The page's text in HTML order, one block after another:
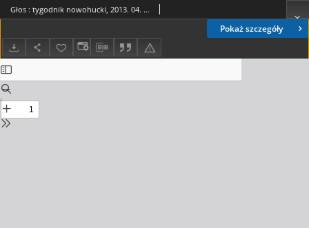
Pokaż szczegóły
Głos : tygodnik nowohucki, 2013. 04. 12, nr 15